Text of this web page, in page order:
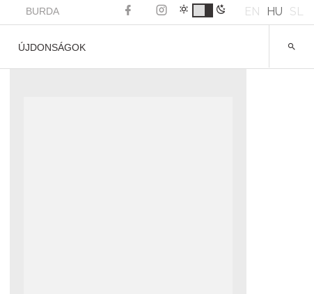
BURDA EN HU SL
ÚJDONSÁGOK